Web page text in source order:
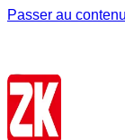
Passer au